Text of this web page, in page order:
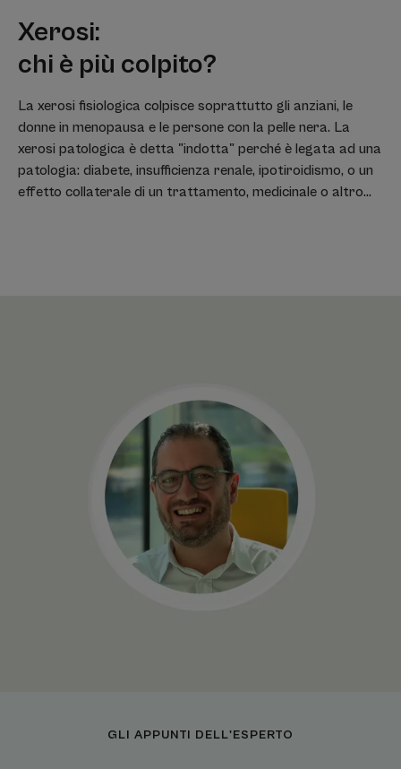
Xerosi:
chi è più colpito?
La xerosi fisiologica colpisce soprattutto gli anziani, le
donne in menopausa e le persone con la pelle nera. La
xerosi patologica è detta "indotta" perché è legata ad una
patologia: diabete, insufficienza renale, ipotiroidismo, o un
effetto collaterale di un trattamento, medicinale o altro...
GLI APPUNTI DELL'ESPERTO